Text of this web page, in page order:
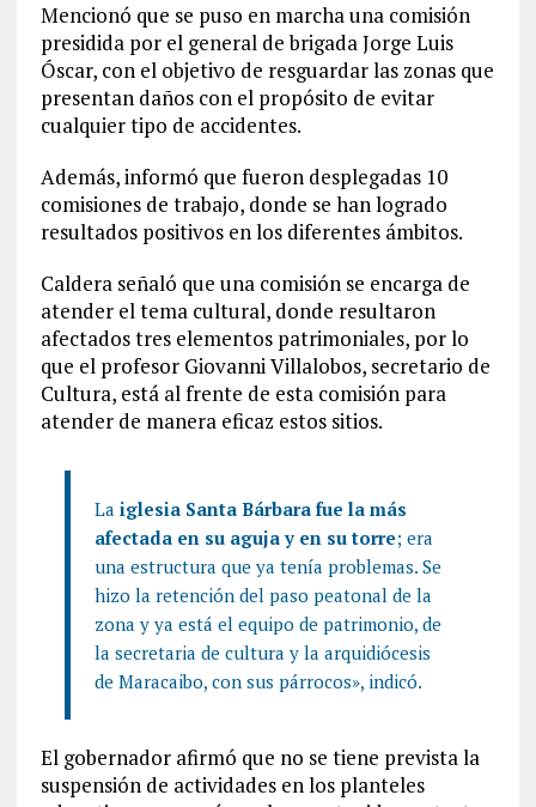
Mencionó que se puso en marcha una comisión
presidida por el general de brigada Jorge Luis
Óscar, con el objetivo de resguardar las zonas que
presentan daños con el propósito de evitar
cualquier tipo de accidentes.
Además, informó que fueron desplegadas 10
comisiones de trabajo, donde se han logrado
resultados positivos en los diferentes ámbitos.
Caldera señaló que una comisión se encarga de
atender el tema cultural, donde resultaron
afectados tres elementos patrimoniales, por lo
que el profesor Giovanni Villalobos, secretario de
Cultura, está al frente de esta comisión para
atender de manera eficaz estos sitios.
La iglesia Santa Bárbara fue la más
afectada en su aguja y en su torre; era
una estructura que ya tenía problemas. Se
hizo la retención del paso peatonal de la
zona y ya está el equipo de patrimonio, de
la secretaria de cultura y la arquidiócesis
de Maracaibo, con sus párrocos», indicó.
El gobernador afirmó que no se tiene prevista la
suspensión de actividades en los planteles